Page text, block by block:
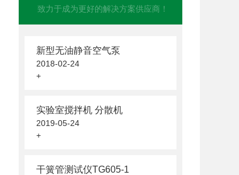
致力于成为更好的解决方案供应商！
新型无油静音空气泵
2018-02-24
+
实验室搅拌机 分散机
2019-05-24
+
干簧管测试仪TG605-1